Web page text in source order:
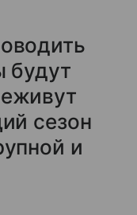
будут
сезон
и